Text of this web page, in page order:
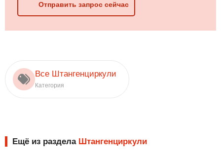
Отправить запрос сейчас
Все Штангенциркули
Категория
Ещё из раздела Штангенциркули